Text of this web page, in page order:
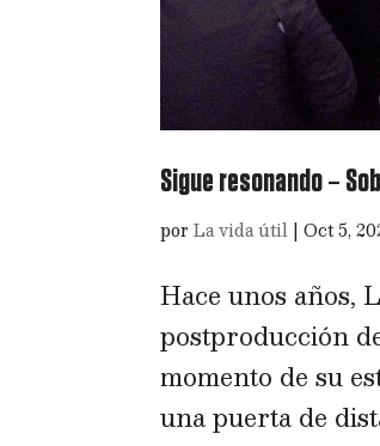
Sigue resonando –
porLa vida útil |Oct 5,
Hace unos años,
postproducción
momento de su
una puerta de